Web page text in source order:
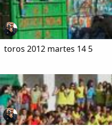
toros 2012 martes 14 5